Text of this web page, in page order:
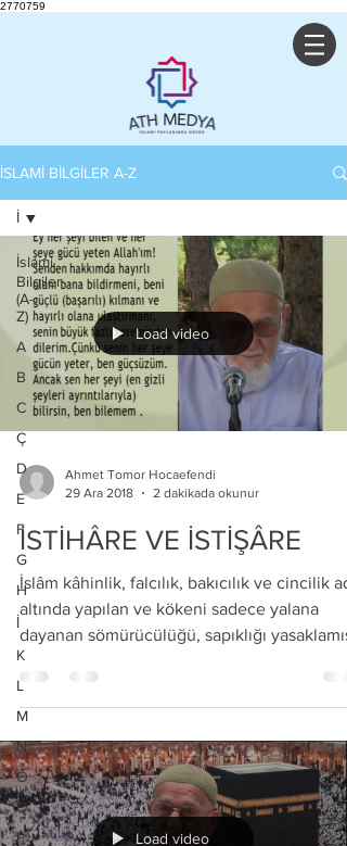
2770759
İSLAMİ BİLGİLER A-Z
İslami
Bilgiler
(A-
Z)
A
B
C
Ç
D
E
F
G
H
İ
K
L
M
N
O
Ö
P
İ
Load video
Ahmet Tomor Hocaefendi
29 Ara 2018
2 dakikada okunur
İSTİHÂRE VE İSTİŞÂRE
İslâm kâhinlik, falcılık, bakıcılık ve cincilik adı
altında yapılan ve kökeni sadece yalana
dayanan sömürücülüğü, sapıklığı yasaklamış
ve...
Load video